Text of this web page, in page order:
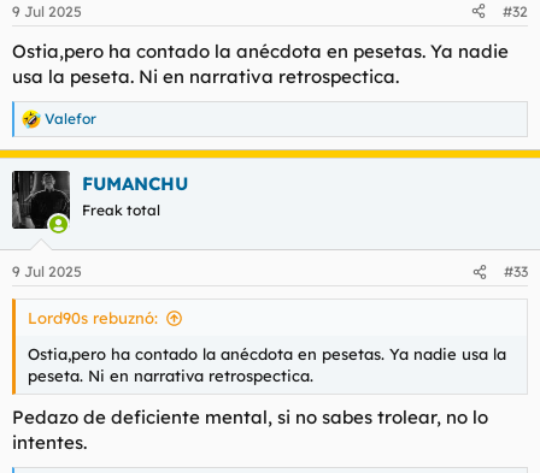
e
:
9 Jul 2025 #32
Ostia,pero ha contado la anécdota en pesetas. Ya nadie
usa la peseta. Ni en narrativa retrospectica.
R
e
a
c
i
e
s
Valefor
FUMANCHU
Freak total
9 Jul 2025 #33
Lord90s rebuznó:
Ostia,pero ha contado la anécdota en pesetas. Ya nadie usa la
peseta. Ni en narrativa retrospectica.
Pedazo de deficiente mental, si no sabes trolear, no lo
intentes.